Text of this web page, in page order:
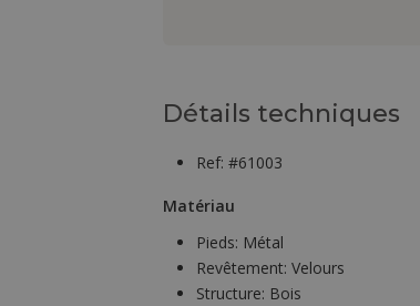
Détails techniques
Ref: #61003
Matériau
Pieds: Métal
Revêtement: Velours
Structure: Bois